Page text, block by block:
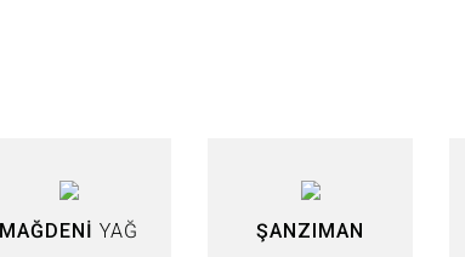
MAĞDENİ YAĞ ŞANZIMAN